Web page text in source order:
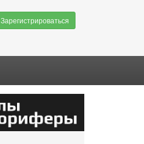
Зарегистрироваться